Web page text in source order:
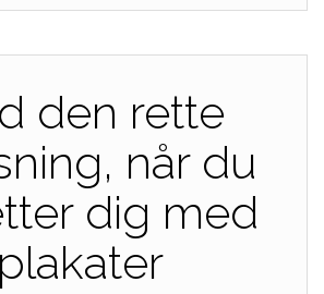
den rette
når du
dig med
plakater